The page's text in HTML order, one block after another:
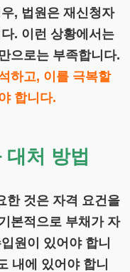
, 법원은 재신청자
. 이런 상황에서는
으로는 부족합니다.
하고, 이를 극복할
합니다.
처 방법
한 것은 자격 요건을
본적으로 부채가 자
원이 있어야 합니
내에 있어야 합니